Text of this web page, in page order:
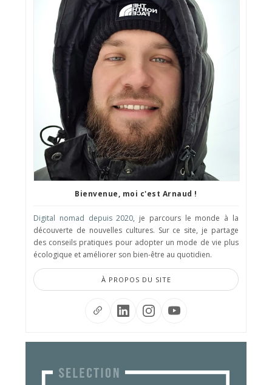
Bienvenue, moi c'est Arnaud !
Digital nomad depuis 2020, je parcours le monde à la
découverte de nouvelles cultures. Sur ce site, je partage
des conseils pratiques pour adopter un mode de vie plus
écologique et améliorer son bien-être au quotidien.
À PROPOS DU SITE